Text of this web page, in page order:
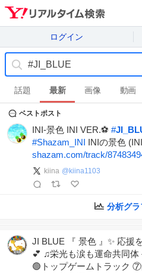
ログイン
話題 最新 画像 動画
ベストポスト
INI-景色 INI VER.⚽️ #
#Shazam_INI INIの景色
shazam.com/track/
kiina @ kiina1103
分析グ
JI BLUE 『 景色 』✨ 応援
💕 ♫栄光も涙も運命共同
🟢トップゲームトラック